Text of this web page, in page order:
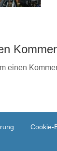
einen
Cookie-